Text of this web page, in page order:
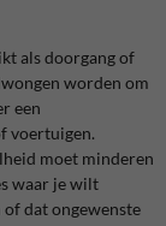
als doorgang of
worden om
een
voertuigen.
moet minderen
waar je wilt
dat ongewenste